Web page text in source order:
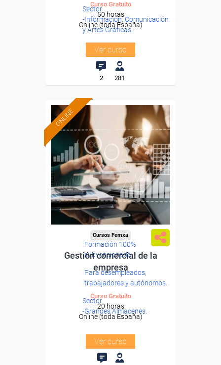
Sector
-Información, Comunicación
y Artes Gráficas.
Curso Gratuito
50 horas
Online (toda España)
Ver curso
2 281
ONLINE
Formación 100%
subvencionada.
Para desempleados,
trabajadores y autónomos.
Sector
-Grandes Almacenes.
Cursos Femxa
Gestión comercial de la
empresa
Curso Gratuito
20 horas
Online (toda España)
Ver curso